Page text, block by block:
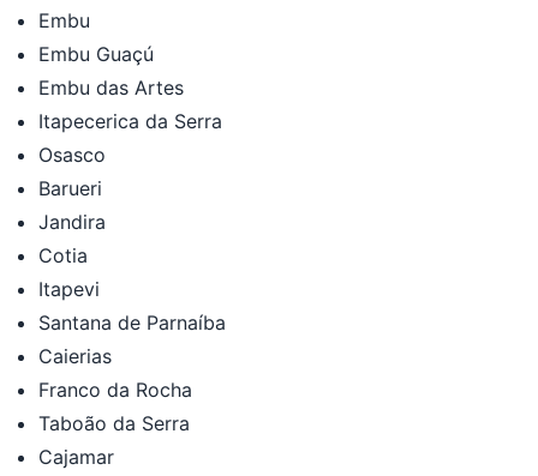
Embu
Embu Guaçú
Embu das Artes
Itapecerica da Serra
Osasco
Barueri
Jandira
Cotia
Itapevi
Santana de Parnaíba
Caierias
Franco da Rocha
Taboão da Serra
Cajamar